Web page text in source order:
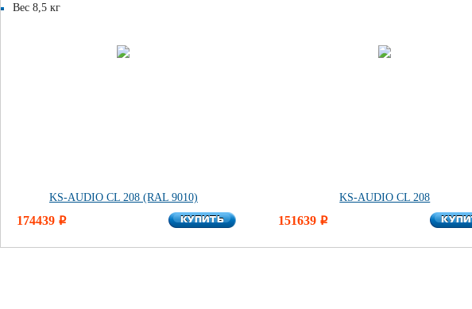
Вес 8,5 кг
KS-AUDIO CL 208 (RAL 9010)
174439 i КУПИТЬ
КУПИТЬ
KS-AUDIO CL 208
151639 i